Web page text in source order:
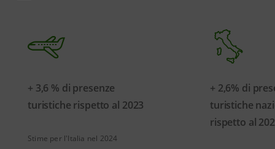
+ 3,6 % di presenze
turistiche rispetto al 2023
Stime per l'Italia nel 2024
+ 2,6% di
turistiche
rispetto al